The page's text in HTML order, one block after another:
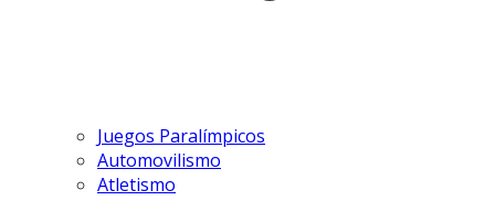
Juegos Paralímpicos
Automovilismo
Atletismo